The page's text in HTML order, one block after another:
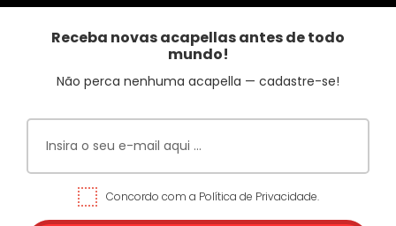
Receba novas acapellas antes de todo
mundo!
Não perca nenhuma acapella — cadastre-se!
Concordo com a Política de Privacidade.